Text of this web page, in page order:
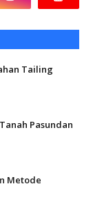
Tailing
Pasundan
Metode